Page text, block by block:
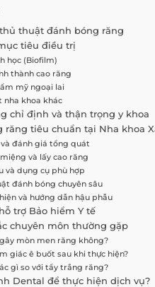
thuật đánh bóng răng
tiêu điều trị
học (Biofilm)
thành cao răng
mỹ ngoại lai
nha khoa khác
chỉ định và thận trọng y khoa
răng tiêu chuẩn tại Nha khoa
và đánh giá tổng quát
và lấy cao răng
và dụng cụ phù hợp
đánh bóng chuyên sâu
và hướng dẫn hậu phẫu
trợ Bảo hiểm Y tế
chuyên môn thường gặp
mòn men răng không?
giác ê buốt sau khi thực hiện?
gì so với tẩy trắng răng?
Dental để thực hiện dịch vụ?